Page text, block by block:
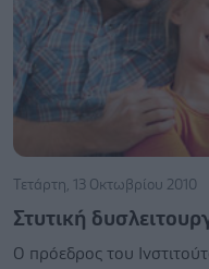
Τετάρτη, 13 Οκτωβρίου 2010
Στυτική
Ο πρόεδρος του